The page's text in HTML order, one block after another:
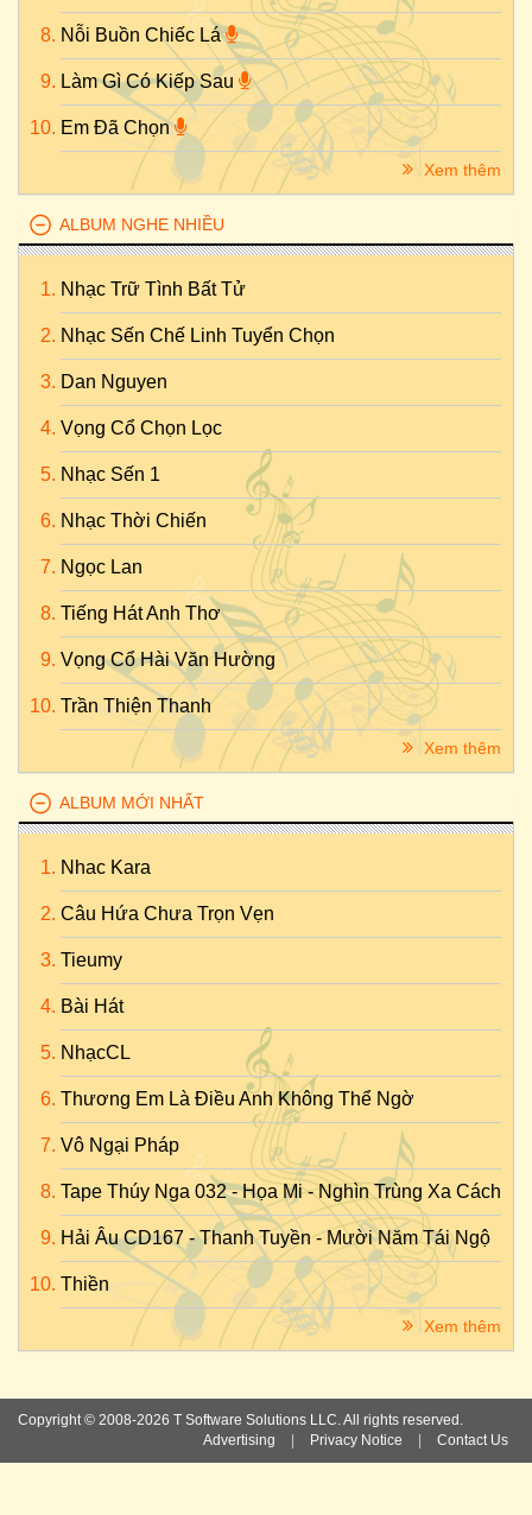
Nỗi Buồn Chiếc Lá
Làm Gì Có Kiếp Sau
Em Đã Chọn
Xem thêm
ALBUM NGHE NHIỀU
Nhạc Trữ Tình Bất Tử
Nhạc Sến Chế Linh Tuyển Chọn
Dan Nguyen
Vọng Cổ Chọn Lọc
Nhạc Sến 1
Nhạc Thời Chiến
Ngọc Lan
Tiếng Hát Anh Thơ
Vọng Cổ Hài Văn Hường
Trần Thiện Thanh
Xem thêm
ALBUM MỚI NHẤT
Nhac Kara
Câu Hứa Chưa Trọn Vẹn
Tieumy
Bài Hát
NhạcCL
Thương Em Là Điều Anh Không Thể Ngờ
Vô Ngại Pháp
Tape Thúy Nga 032 - Họa Mi - Nghìn Trùng Xa Cách
Hải Âu CD167 - Thanh Tuyền - Mười Năm Tái Ngộ
Thiền
Xem thêm
Copyright © 2008-2026 T Software Solutions LLC. All rights reserved.
Advertising
Privacy Notice Contact Us